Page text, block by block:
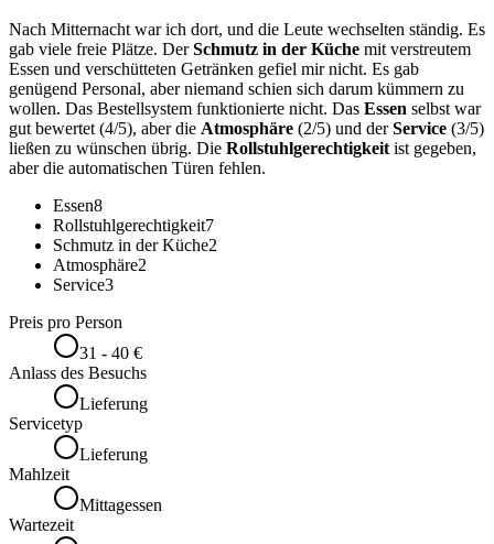
Nach Mitternacht war ich dort, und die Leute wechselten ständig. Es
gab viele freie Plätze. DerSchmutz in der Küche mit verstreutem
Essen und verschütteten Getränken gefiel mir nicht. Es gab
genügend Personal, aber niemand schien sich darum kümmern zu
wollen. Das Bestellsystem funktionierte nicht. Das Essen selbst war
gut bewertet (4/5), aber die Atmosphäre (2/5) und derService (3/5)
ließen zu wünschen übrig. Die Rollstuhlgerechtigkeit ist gegeben,
aber die automatischen Türen fehlen.
Essen8
Rollstuhlgerechtigkeit7
Schmutz in der Küche2
Atmosphäre2
Service3
Preis pro Person
31 - 40 €
Anlass des Besuchs
Lieferung
Servicetyp
Lieferung
Mahlzeit
Mittagessen
Wartezeit